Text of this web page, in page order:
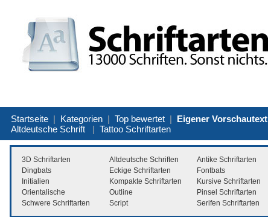
Startseite | Kategorien | Top bewertet | Eigener Vorschautext
Altdeutsche Schrift | Tattoo Schriftarten
3D Schriftarten Altdeutsche Schriften Antike Schriftarten
Dingbats
Eckige Schriftarten Fontbats
Initialien
Kompakte Schriftarten Kursive Schriftarten
Orientalische
Outline Pinsel Schriftarten
Schwere Schriftarten
Script Serifen Schriftarten